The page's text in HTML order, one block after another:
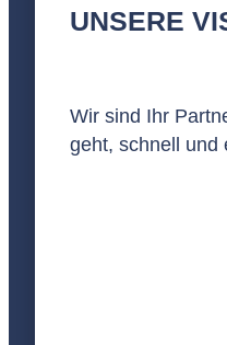
UNSERE
Wir sind Ihr
geht, schnell und